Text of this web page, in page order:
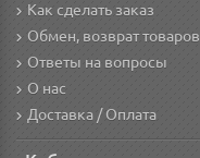
Как сделать заказ
Обмен, возврат товаров
Ответы на вопросы
О нас
Доставка / Оплата